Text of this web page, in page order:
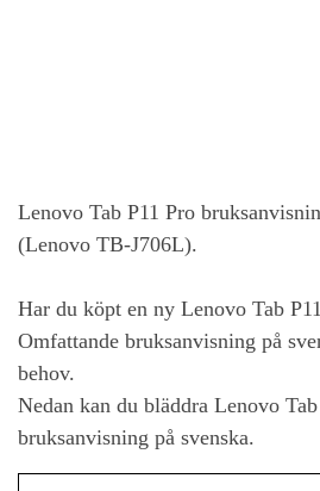
Lenovo Tab P11 Pro
(Lenovo TB-J706L).
Har du köpt en ny Lenovo Tab
Omfattande bruksanvisning på
behov.
Nedan kan du bläddra Lenovo
bruksanvisning på svenska.